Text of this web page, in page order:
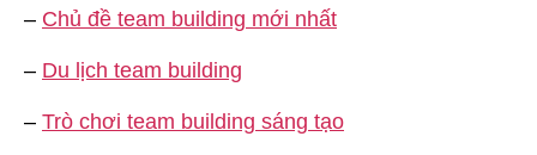
– Chủ đề team building mới nhất
– Du lịch team building
– Trò chơi team building sáng tạo